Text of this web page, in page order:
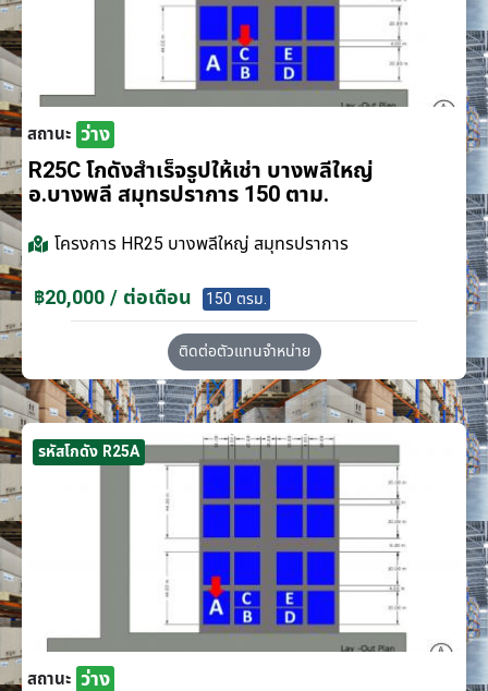
สถานะ ว่าง
R25C โกดังสำเร็จรูปให้เช่า บางพลีใหญ่
อ.บางพลี สมุทรปราการ 150 ตาม.
โครงการ HR25 บางพลีใหญ่ สมุทรปราการ
฿20,000 / ต่อเดือน 150 ตรม.
ติดต่อตัวแทนจำหน่าย
รหัสโกดัง R25A
สถานะ ว่าง